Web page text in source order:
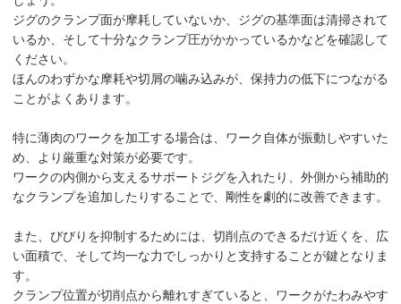
ジグのクランプ面が摩耗していないか、ジグの基準面は清掃されて
いるか、そして十分なクランプ圧がかかっているかなどを確認して
ください。
ほんのわずかな摩耗や切屑の噛み込みが、保持力の低下につながる
ことがよくあります。
特に薄肉のワークを加工する場合は、ワーク自体が振動しやすいた
め、より厳重な対策が必要です。
ワークの内側から支えるサポートジグを入れたり、外側から補助的
なクランプを追加したりすることで、剛性を劇的に改善できます。
また、びびりを抑制するためには、切削点のできるだけ近くを、広
い面積で、そして均一な力でしっかりと支持することが鍵となりま
す。
クランプ位置が切削点から離れすぎていると、ワークがたわみやす